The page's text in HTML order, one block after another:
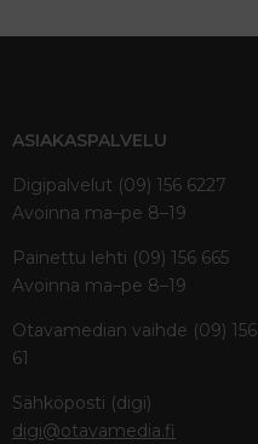
ASIAKASPALVELU
Digipalvelut (09) 156 6227
Avoinna ma–pe 8–19
Painettu lehti (09) 156 665
Avoinna ma–pe 8–19
Otavamedian vaihde (09) 156
61
Sähköposti (digi)
digi@otavamedia.fi